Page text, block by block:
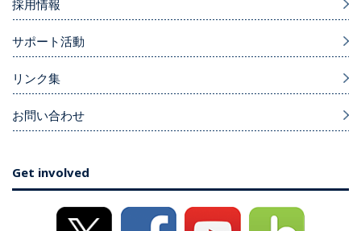
採用情報
サポート活動
リンク集
お問い合わせ
Get involved